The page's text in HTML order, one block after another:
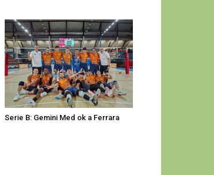
Serie B: Gemini Med ok a Ferrara